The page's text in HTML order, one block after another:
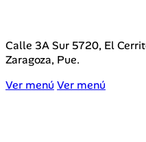
Av. Camino Real a San
Zapata, 72810 San Andrés
Ver menú Ver menú